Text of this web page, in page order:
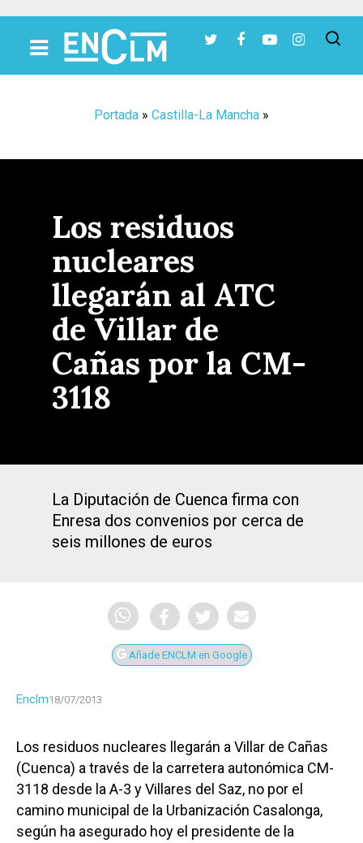
Portada » Castilla-La Mancha »
Los residuos
nucleares
llegarán al ATC
de Villar de
Cañas por la CM-
3118
La Diputación de Cuenca firma con
Enresa dos convenios por cerca de
seis millones de euros
Añade ENCLM en Google
Enclm18/07/2013
Los residuos nucleares llegarán a Villar de Cañas
(Cuenca) a través de la carretera autonómica CM-
3118 desde la A-3 y Villares del Saz, no por el
camino municipal de la Urbanización Casalonga,
según ha asegurado hoy el presidente de la